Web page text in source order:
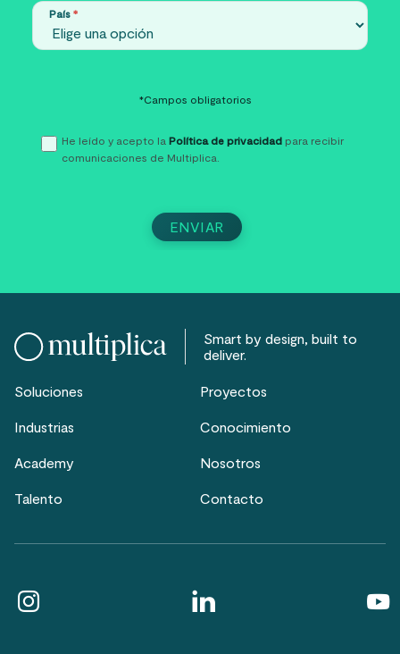
País *
*Campos obligatorios
He leído y acepto la Política de privacidad para recibir
comunicaciones de Multiplica.
Smart by design, built to
deliver.
Soluciones Proyectos
Industrias Conocimiento
Academy Nosotros
Talento Contacto